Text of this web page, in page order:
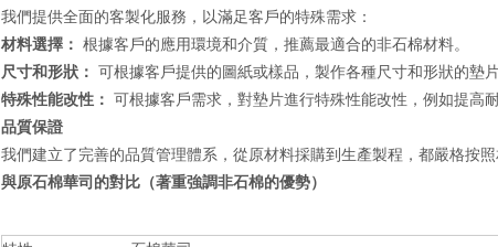
我們提供全面的客製化服務，以滿足客戶的特殊需求：
材料選擇： 根據客戶的應用環境和介質，推薦最適合的非石棉材料。
尺寸和形狀： 可根據客戶提供的圖紙或樣品，製作各種尺寸和形狀的墊片
特殊性能改性： 可根據客戶需求，對墊片進行特殊性能改性，例如提高
品質保證
我們建立了完善的品質管理體系，從原材料採購到生產製程，都嚴格按
與原石棉華司的對比（著重強調非石棉的優勢）